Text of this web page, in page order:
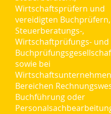
Wirtschaftsprüfern und
vereidigten
Steuerberatungs-,
Wirtschaftprüfungs- und
sowie bei
Bereichen
Buchführung oder